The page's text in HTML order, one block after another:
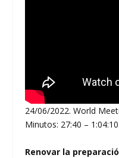
24/06/2022. World
Minutos: 27:40 – 1:04:10.
Renovar la